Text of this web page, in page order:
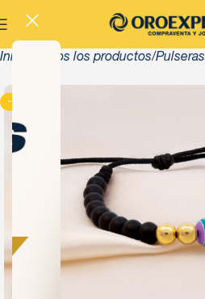
Inicio Todos los productos Pulseras
-10%